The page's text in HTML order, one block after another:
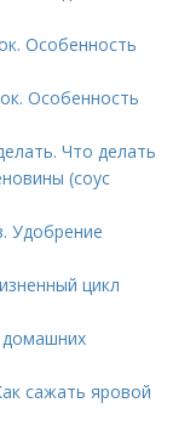
Особенность
Особенность
Что делать
(соус
Удобрение
цикл
домашних
сажать яровой